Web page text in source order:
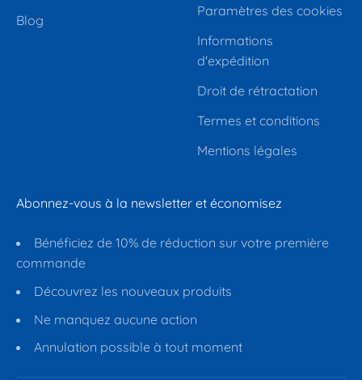
Blog
Paramètres des cookies
Informations
d'expédition
Droit de rétractation
Termes et conditions
Mentions légales
Abonnez-vous à la newsletter et économisez
Bénéficiez de 10% de réduction sur votre première
commande
Découvrez les nouveaux produits
Ne manquez aucune action
Annulation possible à tout moment